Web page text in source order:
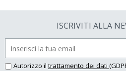
ISCRIVITI ALLA
Autorizzo il trattamento dei dati